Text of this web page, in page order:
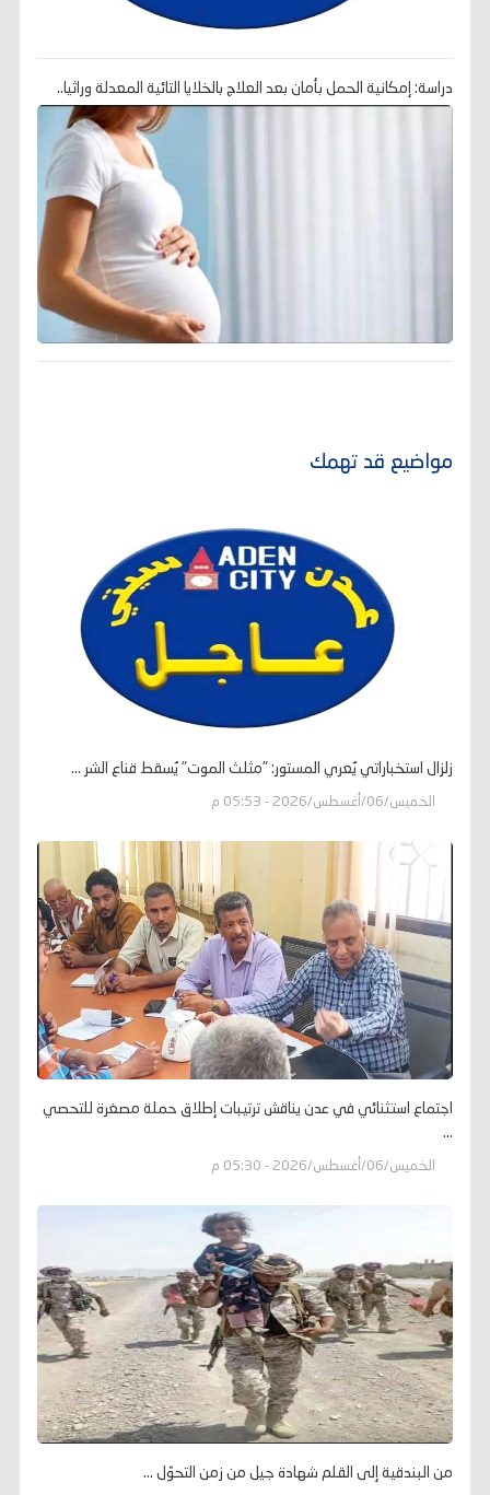
دراسة: إمكانية الحمل بأمان بعد العلاج بالخلايا التائية المعدلة وراثيا..
مواضيع قد تهمك
زلزال استخباراتي يُعري المستور: "مثلث الموت" يُسقط قناع الشر ...
الخميس/06/أغسطس/2026 - 05:53 م
اجتماع استثنائي في عدن يناقش ترتيبات إطلاق حملة مصغرة للتحصي
...
الخميس/06/أغسطس/2026 - 05:30 م
من البندقية إلى القلم شهادة جيل من زمن التحوّل ...